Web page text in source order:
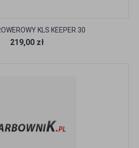
KLS KEEPER 30
219,00 zł